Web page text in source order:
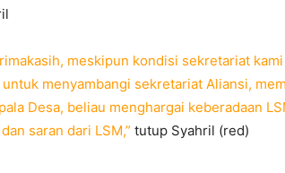
meskipun kondisi sekretariat
menyambangi sekretariat Aliansi,
Desa, beliau menghargai keberadaan
saran dari LSM,” tutup Syahril (red)